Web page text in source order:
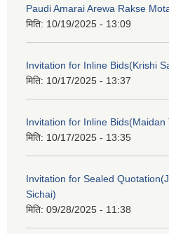
Paudi Amarai Arewa Rakse
मिति: 10/19/2025 - 13:09
Invitation for Inline Bids(Krishi
मिति: 10/17/2025 - 13:37
Invitation for Inline Bids(Maidan
मिति: 10/17/2025 - 13:35
Invitation for Sealed
Sichai)
मिति: 09/28/2025 - 11:38